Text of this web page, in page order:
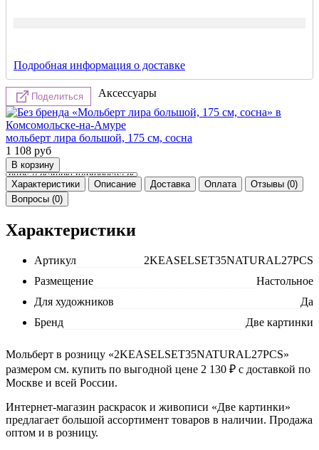
Подробная информация о доставке
Поделиться Аксессуары
мольберт лира большой, 175 см, сосна
1 108 руб
Характеристики Описание Доставка Оплата
Отзывы (0)
Вопросы (0)
Характеристики
Артикул
2KEASELSET35NATURAL27PCS
Размещение
Настольное
Для художников
Да
Бренд
Две картинки
Мольберт в розницу «2KEASELSET35NATURAL27PCS»
размером см. купить по выгодной цене 2 130 ₽ с доставкой по
Москве и всей России.
Интернет-магазин раскрасок и живописи «Две картинки»
предлагает большой ассортимент товаров в наличии. Продажа
оптом и в розницу.